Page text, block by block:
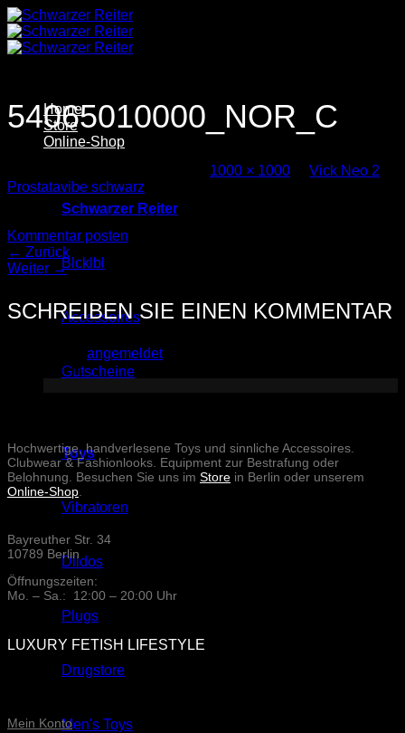
Zum
Inhalt
springen
Home
Store
Online-Shop
Schwarzer Reiter
Blcklbl
Accessoires
Gutscheine
Toys
Vibratoren
Dildos
Plugs
Drugstore
Men's Toys
54065010000_NOR_C
1000 × 1000
Vick Neo 2
Prostatavibe schwarz
Trackbacks sind geschlossen, aber Sie können einen
Kommentar posten
← Zurück
Weiter →
SCHREIBEN SIE EINEN KOMMENTAR
angemeldetsein, um einen Kommentar
abzugeben.
Hochwertige, handverlesene Toys und sinnliche Accessoires.
Clubwear & Fashionlooks. Equipment zur Bestrafung oder
Belohnung. Besuchen Sie uns im Store in Berlin oder unserem
Online-Shop
Bayreuther Str. 34
10789 Berlin
Öffnungszeiten:
Mo. – Sa.: 12:00 – 20:00 Uhr
LUXURY FETISH LIFESTYLE
Mein Konto